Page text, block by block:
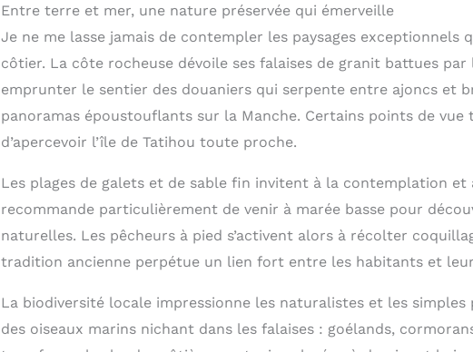
Entre terre et mer, une nature préservée qui émerveille
Je ne me lasse jamais de contempler les paysages exceptionnels
côtier. La côte rocheuse dévoile ses falaises de granit battues par
emprunter le sentier des douaniers qui serpente entre ajoncs et
panoramas époustouflants sur la Manche. Certains points de
d’apercevoir l’île de Tatihou toute proche.
Les plages de galets et de sable fin invitent à la contemplation et
recommande particulièrement de venir à marée basse pour
naturelles. Les pêcheurs à pied s’activent alors à récolter
tradition ancienne perpétue un lien fort entre les habitants et
La biodiversité locale impressionne les naturalistes et les simples
des oiseaux marins nichant dans les falaises : goélands,